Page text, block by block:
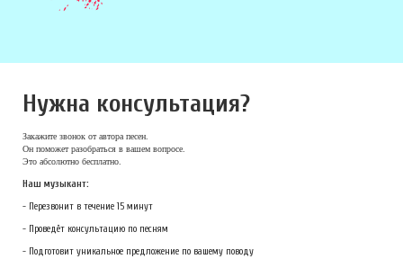
Нужна консультация?
Закажите звонок от автора песен.
Он поможет разобраться в вашем вопросе.
Это абсолютно бесплатно.
Наш музыкант:
- Перезвонит в течение 15 минут
- Проведёт консультацию по песням
- Подготовит уникальное предложение по вашему поводу